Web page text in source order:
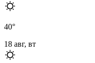
40°
18 авг, вт